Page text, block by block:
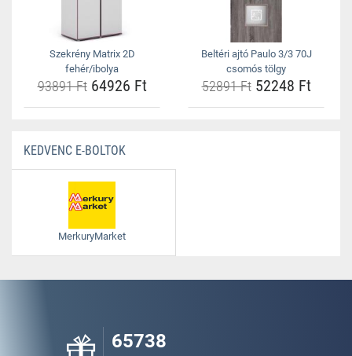
Szekrény Matrix 2D
fehér/ibolya
93891 Ft64926 Ft
Beltéri ajtó Paulo 3/3 70J
csomós tölgy
52891 Ft52248 Ft
KEDVENC E-BOLTOK
MerkuryMarket
65738